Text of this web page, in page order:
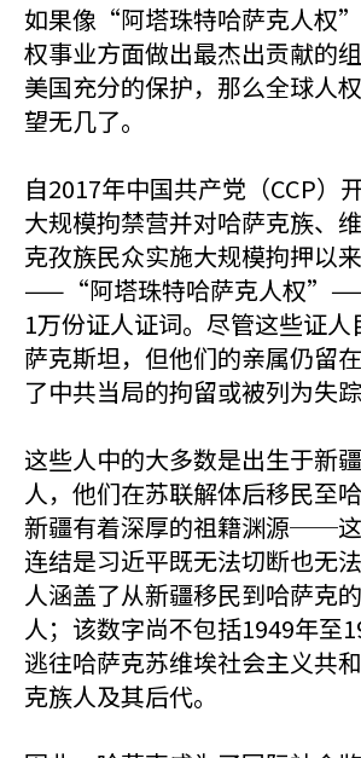
如果像“阿塔珠特哈萨克人权
权事业方面做出最杰出贡献的
美国充分的保护，那么全球人
望无几了。
自2017年中国共产党（CCP）
大规模拘禁营并对哈萨克族、
克孜族民众实施大规模拘押以
——“阿塔珠特哈萨克人权
1万份证人证词。尽管这些证
萨克斯坦，但他们的亲属仍留
了中共当局的拘留或被列为失踪
这些人中的大多数是出生于新
人，他们在苏联解体后移民至
新疆有着深厚的祖籍渊源──
连结是习近平既无法切断也无
人涵盖了从新疆移民到哈萨克
人；该数字尚不包括1949年至
逃往哈萨克苏维埃社会主义共
克族人及其后代。